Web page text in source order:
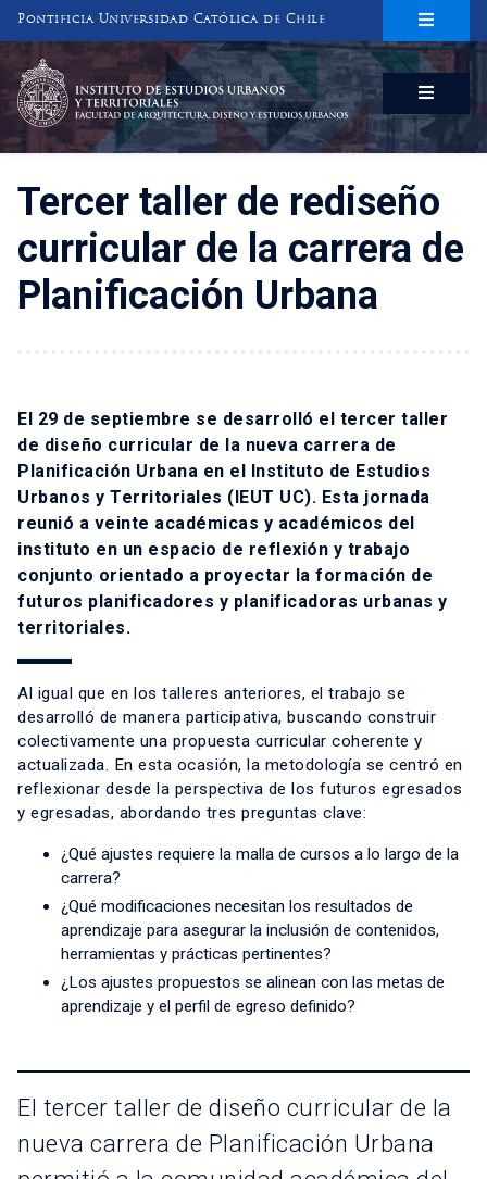
Pontificia Universidad Católica de Chile
INSTITUTO DE ESTUDIOS URBANOS
Y TERRITORIALES
FACULTAD DE ARQUITECTURA, DISEÑO Y ESTUDIOS URBANOS
Tercer taller de rediseño
curricular de la carrera de
Planificación Urbana
El 29 de septiembre se desarrolló el tercer taller
de diseño curricular de la nueva carrera de
Planificación Urbana en el Instituto de Estudios
Urbanos y Territoriales (IEUT UC). Esta jornada
reunió a veinte académicas y académicos del
instituto en un espacio de reflexión y trabajo
conjunto orientado a proyectar la formación de
futuros planificadores y planificadoras urbanas y
territoriales.
Al igual que en los talleres anteriores, el trabajo se
desarrolló de manera participativa, buscando construir
colectivamente una propuesta curricular coherente y
actualizada. En esta ocasión, la metodología se centró en
reflexionar desde la perspectiva de los futuros egresados
y egresadas, abordando tres preguntas clave:
¿Qué ajustes requiere la malla de cursos a lo largo de la
carrera?
¿Qué modificaciones necesitan los resultados de
aprendizaje para asegurar la inclusión de contenidos,
herramientas y prácticas pertinentes?
¿Los ajustes propuestos se alinean con las metas de
aprendizaje y el perfil de egreso definido?
El tercer taller de diseño curricular de la
nueva carrera de Planificación Urbana